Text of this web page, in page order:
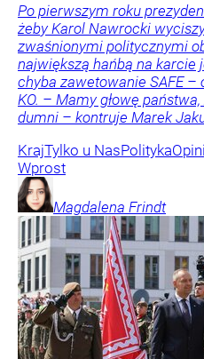
Po pierwszym roku
żeby Karol Nawrocki
zwaśnionymi politycznymi
największą hańbą na karcie
chyba zawetowanie SAFE
KO. – Mamy głowę
dumni – kontruje Marek
KrajTylko u NasPolityka
Wprost
Magdalena Frindt